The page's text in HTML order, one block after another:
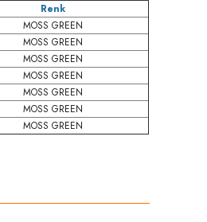
Renk
MOSS GREEN
MOSS GREEN
MOSS GREEN
MOSS GREEN
MOSS GREEN
MOSS GREEN
MOSS GREEN